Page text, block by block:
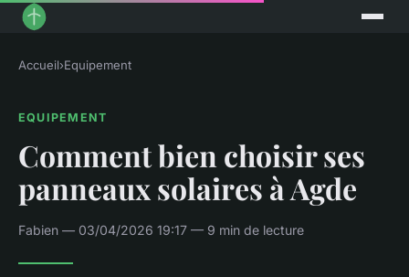
Accueil›Equipement
EQUIPEMENT
Comment bien choisir ses
panneaux solaires à Agde
Fabien — 03/04/2026 19:17 — 9 min de lecture